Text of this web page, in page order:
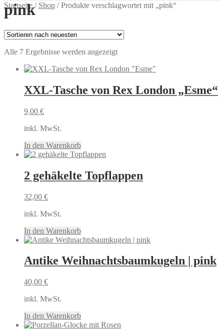
Startseite / Shop /Produkte verschlagwortet mit „pink“
pink
Alle 7 Ergebnisse werden angezeigtNach
sortiert
XXL-Tasche von Rex London „Esme“
9,00 €
inkl. MwSt.
In den Warenkorb
2 gehäkelte Topflappen
32,00 €
inkl. MwSt.
In den Warenkorb
Antike Weihnachtsbaumkugeln | pink
40,00 €
inkl. MwSt.
In den Warenkorb